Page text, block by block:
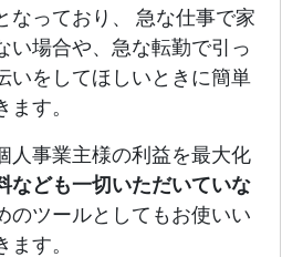
なっており、 急な仕事で家
い場合や、急な転勤で引っ
いをしてほしいときに簡単
す。
人事業主様の利益を最大化
なども一切いただいていな
のツールとしてもお使いい
す。